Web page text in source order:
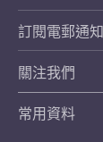
訂閱電郵通知
關注我們
常用資料